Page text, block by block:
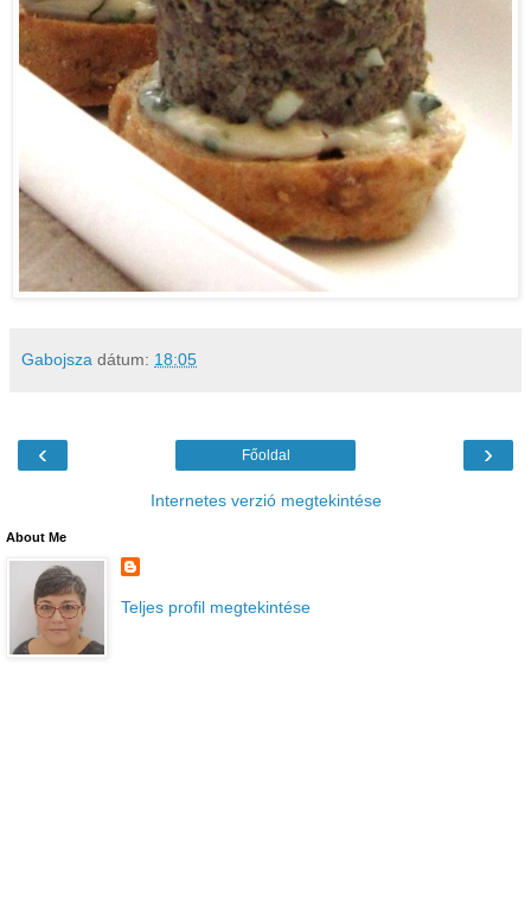
Gabojsza dátum: 18:05
‹ ›
Főoldal
Internetes verzió megtekintése
About Me
Teljes profil megtekintése